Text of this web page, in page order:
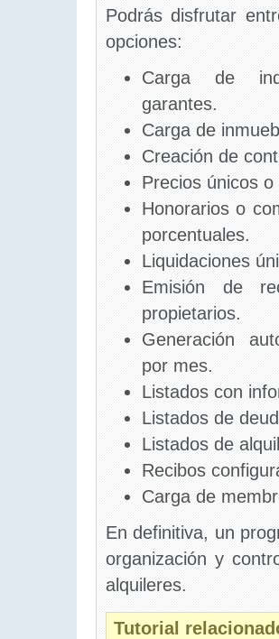
Podrás disfrutar
opciones:
Carga de
garantes.
Carga de
Creación de
Precios únicos
Honorarios o
porcentuales.
Liquidaciones
Emisión de
propietarios.
Generación
por mes.
Listados con
Listados de
Listados de
Recibos
Carga de
En definitiva, un
organización y
alquileres.
Tutorial